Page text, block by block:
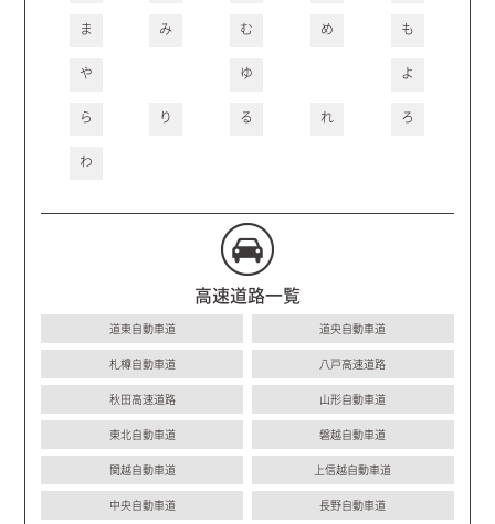
ま み む め も
や ゆ よ
ら り る れ ろ
わ
高速道路一覧
道東自動車道 道央自動車道
札樽自動車道 八戸高速道路
秋田高速道路 山形自動車道
東北自動車道 磐越自動車道
関越自動車道 上信越自動車道
中央自動車道 長野自動車道